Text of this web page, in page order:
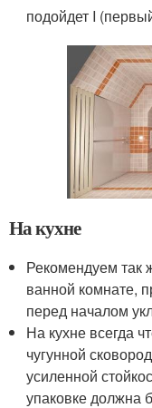
подойдет I
На кухне
Рекомендуем так
ванной комнате,
перед началом
На кухне всегда
чугунной
усиленной
упаковке должна